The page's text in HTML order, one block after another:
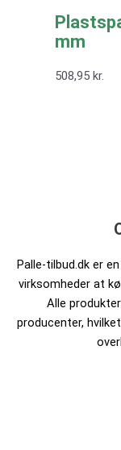
mm
508,95 kr.
Palle-tilbud.dk er
virksomheder at
Alle
producenter,